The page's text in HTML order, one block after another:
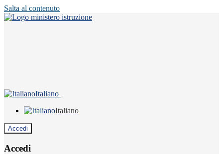
Salta al contenuto
Italiano
Italiano
Accedi
Accedi